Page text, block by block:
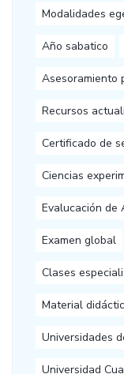
Modalidades
Año sabatico
Asesoramiento
Recursos
Certificado de
Ciencias
Evalucación de
Examen global
Clases
Material
Universidades
Universidad